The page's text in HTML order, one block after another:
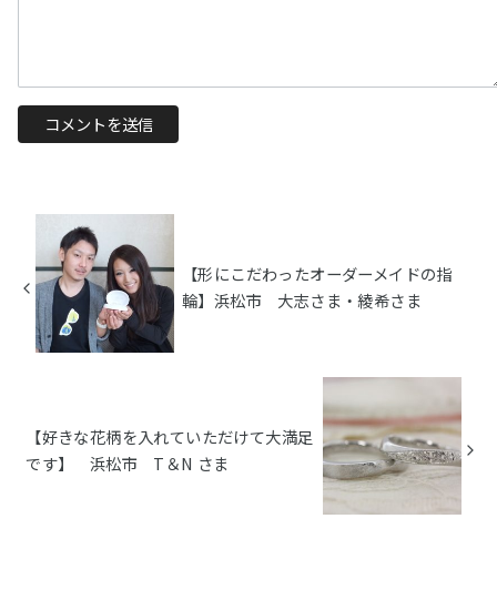
【形にこだわったオーダーメイドの指
輪】浜松市 大志さま・綾希さま
【好きな花柄を入れていただけて大満足
です】 浜松市 T＆N さま